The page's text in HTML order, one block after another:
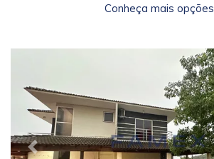
Conheça mais opções
Previous